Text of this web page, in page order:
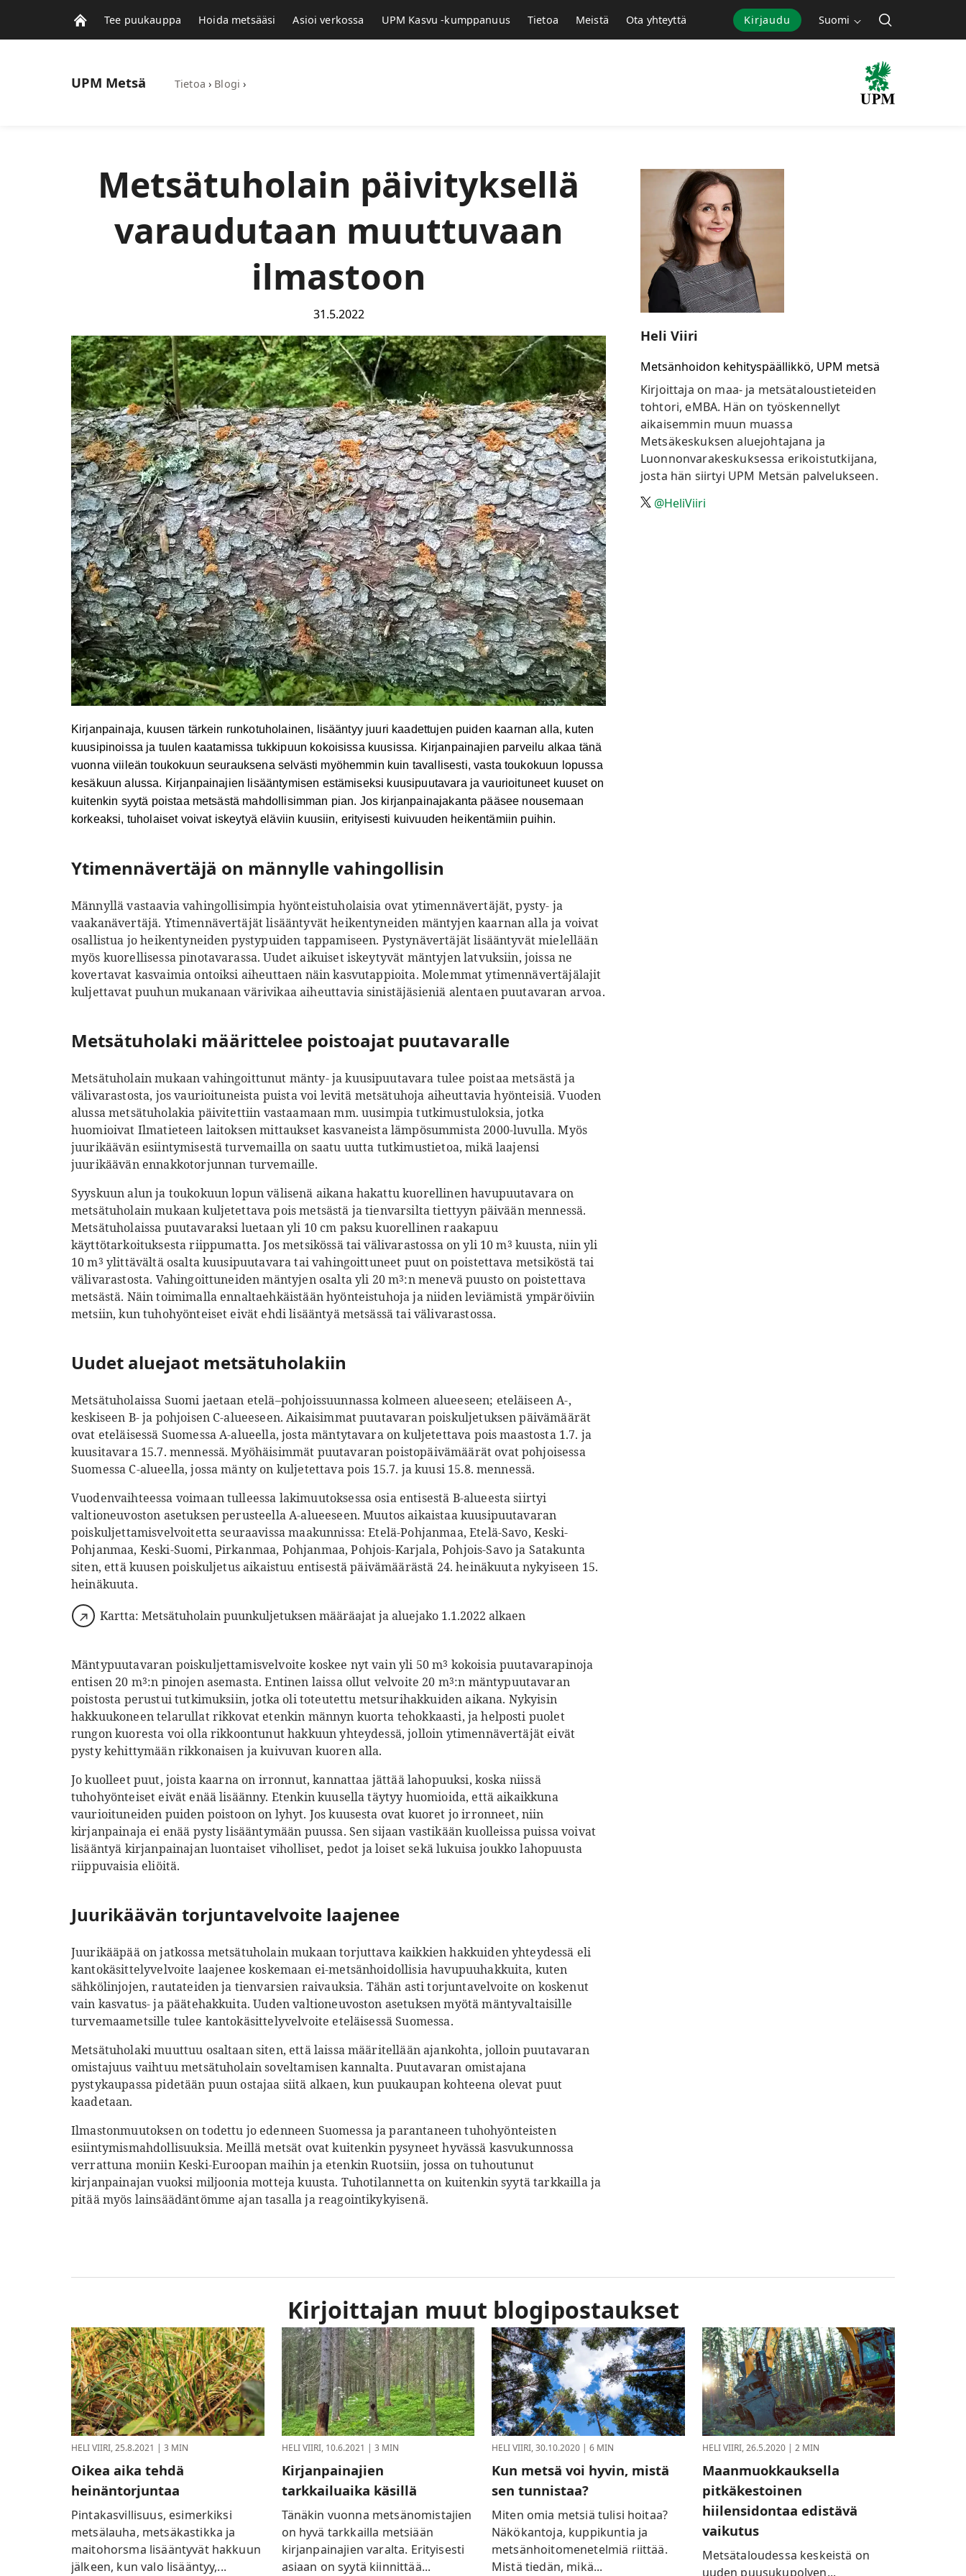
Kirjaudu Suomi
Tee puukauppa Hoida metsääsi Asioi verkossa UPM Kasvu -kumppanuus Tietoa Meistä Ota yhteyttä
UPM Metsä Tietoa › Blogi ›
Metsätuholain päivityksellä
varaudutaan muuttuvaan
ilmastoon
31.5.2022
Kirjanpainaja, kuusen tärkein runkotuholainen, lisääntyy juuri kaadettujen puiden kaarnan alla, kuten
kuusipinoissa ja tuulen kaatamissa tukkipuun kokoisissa kuusissa. Kirjanpainajien parveilu alkaa tänä
vuonna viileän toukokuun seurauksena selvästi myöhemmin kuin tavallisesti, vasta toukokuun lopussa
kesäkuun alussa. Kirjanpainajien lisääntymisen estämiseksi kuusipuutavara ja vaurioituneet kuuset on
kuitenkin syytä poistaa metsästä mahdollisimman pian. Jos kirjanpainajakanta pääsee nousemaan
korkeaksi, tuholaiset voivat iskeytyä eläviin kuusiin, erityisesti kuivuuden heikentämiin puihin.
Ytimennävertäjä on männylle vahingollisin
Männyllä vastaavia vahingollisimpia hyönteistuholaisia ovat ytimennävertäjät, pysty- ja
vaakanävertäjä. Ytimennävertäjät lisääntyvät heikentyneiden mäntyjen kaarnan alla ja voivat
osallistua jo heikentyneiden pystypuiden tappamiseen. Pystynävertäjät lisääntyvät mielellään
myös kuorellisessa pinotavarassa. Uudet aikuiset iskeytyvät mäntyjen latvuksiin, joissa ne
kovertavat kasvaimia ontoiksi aiheuttaen näin kasvutappioita. Molemmat ytimennävertäjälajit
kuljettavat puuhun mukanaan värivikaa aiheuttavia sinistäjäsieniä alentaen puutavaran arvoa.
Metsätuholaki määrittelee poistoajat puutavaralle
Metsätuholain mukaan vahingoittunut mänty- ja kuusipuutavara tulee poistaa metsästä ja
välivarastosta, jos vaurioituneista puista voi levitä metsätuhoja aiheuttavia hyönteisiä. Vuoden
alussa metsätuholakia päivitettiin vastaamaan mm. uusimpia tutkimustuloksia, jotka
huomioivat Ilmatieteen laitoksen mittaukset kasvaneista lämpösummista 2000-luvulla. Myös
juurikäävän esiintymisestä turvemailla on saatu uutta tutkimustietoa, mikä laajensi
juurikäävän ennakkotorjunnan turvemaille.
Syyskuun alun ja toukokuun lopun välisenä aikana hakattu kuorellinen havupuutavara on
metsätuholain mukaan kuljetettava pois metsästä ja tienvarsilta tiettyyn päivään mennessä.
Metsätuholaissa puutavaraksi luetaan yli 10 cm paksu kuorellinen raakapuu
käyttötarkoituksesta riippumatta. Jos metsikössä tai välivarastossa on yli 10 m3 kuusta, niin yli
10 m3 ylittävältä osalta kuusipuutavara tai vahingoittuneet puut on poistettava metsiköstä tai
välivarastosta. Vahingoittuneiden mäntyjen osalta yli 20 m3:n menevä puusto on poistettava
metsästä. Näin toimimalla ennaltaehkäistään hyönteistuhoja ja niiden leviämistä ympäröiviin
metsiin, kun tuhohyönteiset eivät ehdi lisääntyä metsässä tai välivarastossa.
Uudet aluejaot metsätuholakiin
Metsätuholaissa Suomi jaetaan etelä–pohjoissuunnassa kolmeen alueeseen; eteläiseen A-,
keskiseen B- ja pohjoisen C-alueeseen. Aikaisimmat puutavaran poiskuljetuksen päivämäärät
ovat eteläisessä Suomessa A-alueella, josta mäntytavara on kuljetettava pois maastosta 1.7. ja
kuusitavara 15.7. mennessä. Myöhäisimmät puutavaran poistopäivämäärät ovat pohjoisessa
Suomessa C-alueella, jossa mänty on kuljetettava pois 15.7. ja kuusi 15.8. mennessä.
Vuodenvaihteessa voimaan tulleessa lakimuutoksessa osia entisestä B-alueesta siirtyi
valtioneuvoston asetuksen perusteella A-alueeseen. Muutos aikaistaa kuusipuutavaran
poiskuljettamisvelvoitetta seuraavissa maakunnissa: Etelä-Pohjanmaa, Etelä-Savo, Keski-
Pohjanmaa, Keski-Suomi, Pirkanmaa, Pohjanmaa, Pohjois-Karjala, Pohjois-Savo ja Satakunta
siten, että kuusen poiskuljetus aikaistuu entisestä päivämäärästä 24. heinäkuuta nykyiseen 15.
heinäkuuta.
Kartta: Metsätuholain puunkuljetuksen määräajat ja aluejako 1.1.2022 alkaen
Mäntypuutavaran poiskuljettamisvelvoite koskee nyt vain yli 50 m3 kokoisia puutavarapinoja
entisen 20 m3:n pinojen asemasta. Entinen laissa ollut velvoite 20 m3:n mäntypuutavaran
poistosta perustui tutkimuksiin, jotka oli toteutettu metsurihakkuiden aikana. Nykyisin
hakkuukoneen telarullat rikkovat etenkin männyn kuorta tehokkaasti, ja helposti puolet
rungon kuoresta voi olla rikkoontunut hakkuun yhteydessä, jolloin ytimennävertäjät eivät
pysty kehittymään rikkonaisen ja kuivuvan kuoren alla.
Jo kuolleet puut, joista kaarna on irronnut, kannattaa jättää lahopuuksi, koska niissä
tuhohyönteiset eivät enää lisäänny. Etenkin kuusella täytyy huomioida, että aikaikkuna
vaurioituneiden puiden poistoon on lyhyt. Jos kuusesta ovat kuoret jo irronneet, niin
kirjanpainaja ei enää pysty lisääntymään puussa. Sen sijaan vastikään kuolleissa puissa voivat
lisääntyä kirjanpainajan luontaiset viholliset, pedot ja loiset sekä lukuisa joukko lahopuusta
riippuvaisia eliöitä.
Juurikäävän torjuntavelvoite laajenee
Juurikääpää on jatkossa metsätuholain mukaan torjuttava kaikkien hakkuiden yhteydessä eli
kantokäsittelyvelvoite laajenee koskemaan ei-metsänhoidollisia havupuuhakkuita, kuten
sähkölinjojen, rautateiden ja tienvarsien raivauksia. Tähän asti torjuntavelvoite on koskenut
vain kasvatus- ja päätehakkuita. Uuden valtioneuvoston asetuksen myötä mäntyvaltaisille
turvemaametsille tulee kantokäsittelyvelvoite eteläisessä Suomessa.
Metsätuholaki muuttuu osaltaan siten, että laissa määritellään ajankohta, jolloin puutavaran
omistajuus vaihtuu metsätuholain soveltamisen kannalta. Puutavaran omistajana
pystykaupassa pidetään puun ostajaa siitä alkaen, kun puukaupan kohteena olevat puut
kaadetaan.
Ilmastonmuutoksen on todettu jo edenneen Suomessa ja parantaneen tuhohyönteisten
esiintymismahdollisuuksia. Meillä metsät ovat kuitenkin pysyneet hyvässä kasvukunnossa
verrattuna moniin Keski-Euroopan maihin ja etenkin Ruotsiin, jossa on tuhoutunut
kirjanpainajan vuoksi miljoonia motteja kuusta. Tuhotilannetta on kuitenkin syytä tarkkailla ja
pitää myös lainsäädäntömme ajan tasalla ja reagointikykyisenä.
Heli Viiri
Metsänhoidon kehityspäällikkö, UPM metsä
Kirjoittaja on maa- ja metsätaloustieteiden
tohtori, eMBA. Hän on työskennellyt
aikaisemmin muun muassa
Metsäkeskuksen aluejohtajana ja
Luonnonvarakeskuksessa erikoistutkijana,
josta hän siirtyi UPM Metsän palvelukseen.
@HeliViiri
Kirjoittajan muut blogipostaukset
HELI VIIRI,25.8.2021 | 3 MIN
Oikea aika tehdä
heinäntorjuntaa
Pintakasvillisuus, esimerkiksi
metsälauha, metsäkastikka ja
maitohorsma lisääntyvät hakkuun
jälkeen, kun valo lisääntyy,...
HELI VIIRI, 10.6.2021 | 3 MIN
Kirjanpainajien
tarkkailuaika käsillä
Tänäkin vuonna metsänomistajien
on hyvä tarkkailla metsiään
kirjanpainajien varalta. Erityisesti
asiaan on syytä kiinnittää...
HELI VIIRI,30.10.2020 | 6 MIN
Kun metsä voi hyvin, mistä
sen tunnistaa?
Miten omia metsiä tulisi hoitaa?
Näkökantoja, kuppikuntia ja
metsänhoitomenetelmiä riittää.
Mistä tiedän, mikä...
HELI VIIRI,26.5.2020| 2 MIN
Maanmuokkauksella
pitkäkestoinen
hiilensidontaa edistävä
vaikutus
Metsätaloudessa keskeistä on
uuden puusukupolven...